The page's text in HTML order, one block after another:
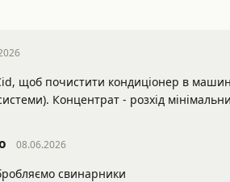
щоб почистити кондиціонер в
системи). Концентрат - розхід
08.06.2026
свинарники